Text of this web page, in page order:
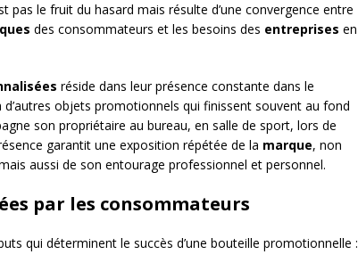
pas le fruit du hasard mais résulte d’une convergence entre
des consommateurs et les besoins des entreprises en
réside dans leur présence constante dans le
objets promotionnels qui finissent souvent au fond
son propriétaire au bureau, en salle de sport, lors de
garantit une exposition répétée de la marque, non
aussi de son entourage professionnel et personnel.
par les consommateurs
qui déterminent le succès d’une bouteille promotionnelle :